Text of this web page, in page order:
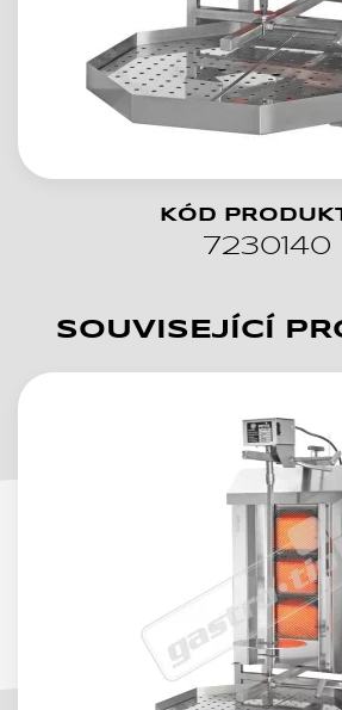
KÓD
7230140
SOUVISEJÍCÍ